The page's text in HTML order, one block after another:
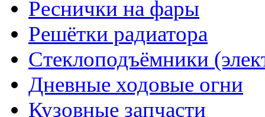
Реснички на фары
Решётки радиатора
Стеклоподъёмники
Дневные ходовые огни
Кузовные запчасти